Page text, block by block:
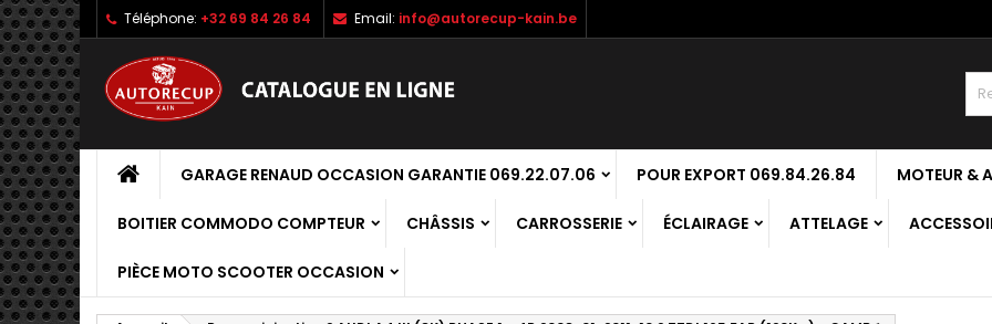
Téléphone: +32 69 84 26 84 Email: info@autorecup-kain.be
GARAGE RENAUD OCCASION GARANTIE 069.22.07.06 POUR EXPORT 069.84.26.84 MOTEUR &
BOITIER COMMODO COMPTEUR CHÂSSIS CARROSSERIE ÉCLAIRAGE ATTELAGE
PIÈCE MOTO SCOOTER OCCASION